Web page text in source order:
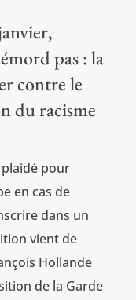
pas : la
contre le
du racisme
pour
en cas de
dans un
vient de
Hollande
de la Garde